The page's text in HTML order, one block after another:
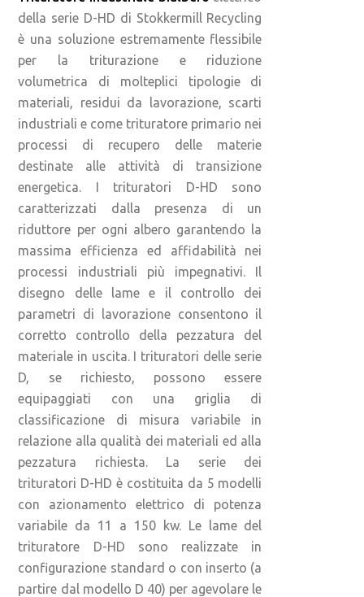
della serie D-HD di Stokkermill Recycling
è una soluzione estremamente flessibile
per la triturazione e riduzione
volumetrica di molteplici tipologie di
materiali, residui da lavorazione, scarti
industriali e come trituratore primario nei
processi di recupero delle materie
destinate alle attività di transizione
energetica. I trituratori D-HD sono
caratterizzati dalla presenza di un
riduttore per ogni albero garantendo la
massima efficienza ed affidabilità nei
processi industriali più impegnativi. Il
disegno delle lame e il controllo dei
parametri di lavorazione consentono il
corretto controllo della pezzatura del
materiale in uscita. I trituratori delle serie
D, se richiesto, possono essere
equipaggiati con una griglia di
classificazione di misura variabile in
relazione alla qualità dei materiali ed alla
pezzatura richiesta. La serie dei
trituratori D-HD è costituita da 5 modelli
con azionamento elettrico di potenza
variabile da 11 a 150 kw. Le lame del
trituratore D-HD sono realizzate in
configurazione standard o con inserto (a
partire dal modello D 40) per agevolare le